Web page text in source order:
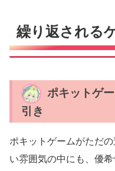
繰り返される
ポキットゲ
引き
ポキットゲームがただ
い雰囲気の中にも、優